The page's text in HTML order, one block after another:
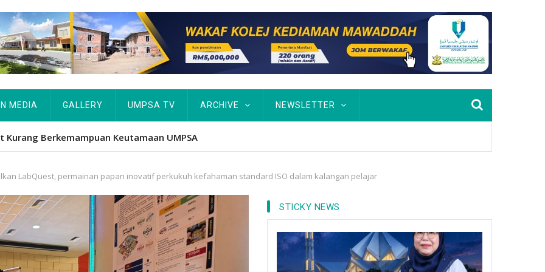
IN MEDIA GALLERY UMPSA TV ARCHIVE NEWSLETTER
iktiraf usaha belia, alumni UMPSA dinobat johan
LabQuest, permainan papan inovatif perkukuh kefahaman standard ISO dalam kalangan pelajar
STICKY NEWS